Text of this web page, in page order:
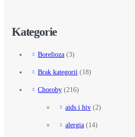
Kategorie
Borelioza (3)
Brak kategorii (18)
Choroby (216)
aids i hiv (2)
alergia (14)